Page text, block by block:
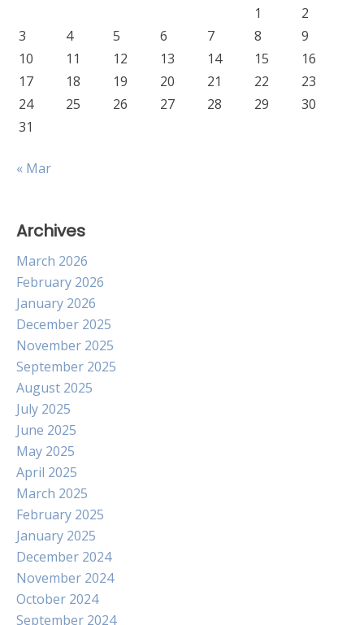
1
2
3
4 5 6 7 8
9
10
11 12 13 14 15
16
17
18 19 20 21 22
23
24
25 26 27 28 29
30
31
« Mar
Archives
March 2026
February 2026
January 2026
December 2025
November 2025
September 2025
August 2025
July 2025
June 2025
May 2025
April 2025
March 2025
February 2025
January 2025
December 2024
November 2024
October 2024
September 2024